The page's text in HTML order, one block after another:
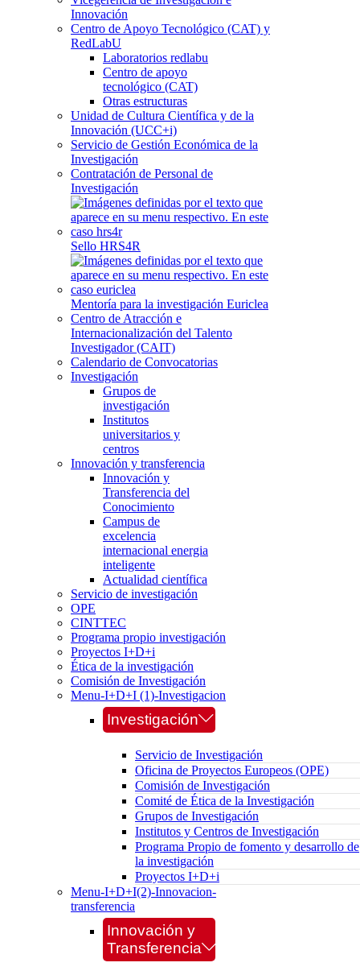
Innovación
Centro de Apoyo Tecnológico (CAT) y
RedLabU
Laboratorios redlabu
Centro de apoyo
tecnológico (CAT)
Otras estructuras
Unidad de Cultura Científica y de la
Innovación (UCC+i)
Servicio de Gestión Económica de la
Investigación
Contratación de Personal de
Investigación
Sello HRS4R
Mentoría para la investigación Euriclea
Centro de Atracción e
Internacionalización del Talento
Investigador (CAIT)
Calendario de Convocatorias
Investigación
Grupos de
investigación
Institutos
universitarios y
centros
Innovación y transferencia
Innovación y
Transferencia del
Conocimiento
Campus de
excelencia
internacional energia
inteligente
Actualidad científica
Servicio de investigación
OPE
CINTTEC
Programa propio investigación
Proyectos I+D+i
Ética de la investigación
Comisión de Investigación
Menu-I+D+I (1)-Investigacion
Investigación
Servicio de Investigación
Oficina de Proyectos Europeos (OPE)
Comisión de Investigación
Comité de Ética de la Investigación
Grupos de Investigación
Institutos y Centros de Investigación
Programa Propio de fomento y desarrollo de
la investigación
Proyectos I+D+i
Menu-I+D+I(2)-Innovacion-
transferencia
Innovación y
Transferencia